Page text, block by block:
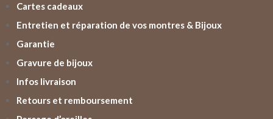
Cartes cadeaux
Entretien et réparation de vos montres & Bijoux
Garantie
Gravure de bijoux
Infos livraison
Retours et remboursement